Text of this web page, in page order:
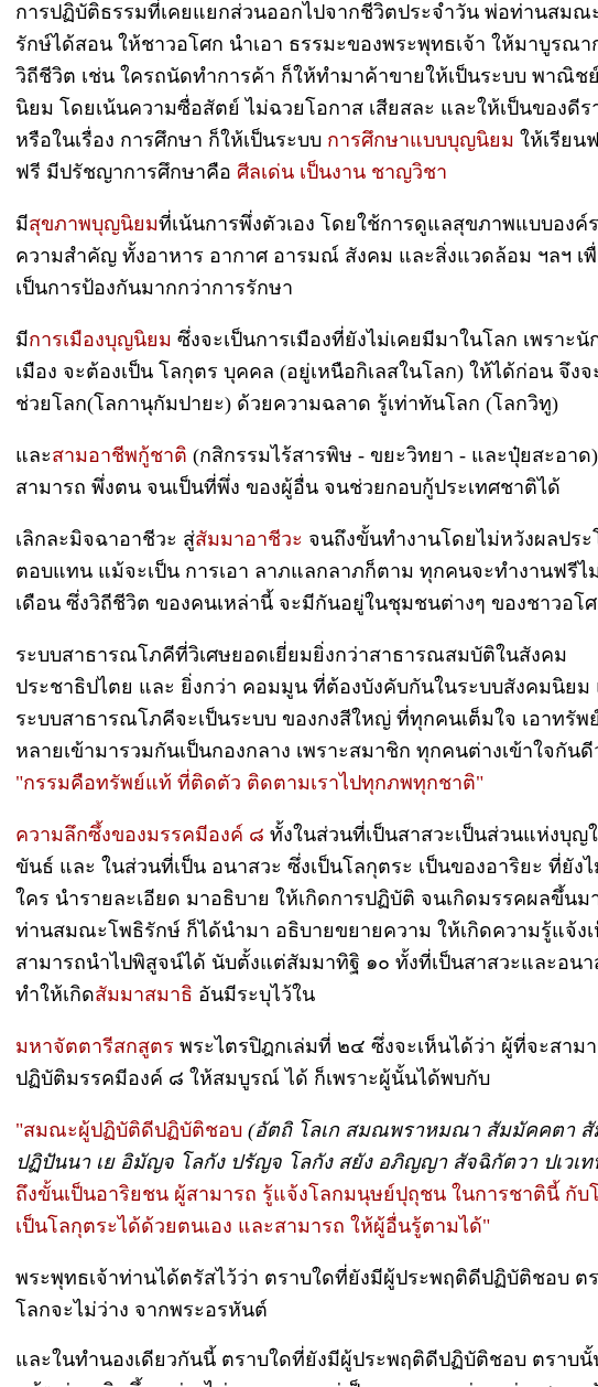
การปฏิบัติธรรมที่เคยแยกส่วนออกไปจากชีวิตประจำวัน พ่อท่านสมณ
รักษ์ได้สอน ให้ชาวอโศก นำเอา ธรรมะของพระพุทธเจ้า ให้มาบูรณา
วิถีชีวิต เช่น ใครถนัดทำการค้า ก็ให้ทำมาค้าขายให้เป็นระบบ พาณิช
นิยม โดยเน้นความซื่อสัตย์ ไม่ฉวยโอกาส เสียสละ และให้เป็นของดีร
หรือในเรื่อง การศึกษา ก็ให้เป็นระบบ การศึกษาแบบบุญนิยม ให้เรียน
ฟรี มีปรัชญาการศึกษาคือ ศีลเด่น เป็นงาน ชาญวิชา
มีสุขภาพบุญนิยมที่เน้นการพึ่งตัวเอง โดยใช้การดูแลสุขภาพแบบองค์
ความสำคัญ ทั้งอาหาร อากาศ อารมณ์ สังคม และสิ่งแวดล้อม ฯลฯ เ
เป็นการป้องกันมากกว่าการรักษา
มีการเมืองบุญนิยม ซึ่งจะเป็นการเมืองที่ยังไม่เคยมีมาในโลก เพราะนั
เมือง จะต้องเป็น โลกุตร บุคคล (อยู่เหนือกิเลสในโลก) ให้ได้ก่อน จึงจ
ช่วยโลก(โลกานุกัมปายะ) ด้วยความฉลาด รู้เท่าทันโลก (โลกวิทู)
และสามอาชีพกู้ชาติ (กสิกรรมไร้สารพิษ - ขยะวิทยา - และปุ๋ยสะอาด)
สามารถ พึ่งตน จนเป็นที่พึ่ง ของผู้อื่น จนช่วยกอบกู้ประเทศชาติได้
เลิกละมิจฉาอาชีวะ สู่สัมมาอาชีวะ จนถึงขั้นทำงานโดยไม่หวังผลปร
ตอบแทน แม้จะเป็น การเอา ลาภแลกลาภก็ตาม ทุกคนจะทำงานฟรีไ
เดือน ซึ่งวิถีชีวิต ของคนเหล่านี้ จะมีกันอยู่ในชุมชนต่างๆ ของชาวอโ
ระบบสาธารณโภคีที่วิเศษยอดเยี่ยมยิ่งกว่าสาธารณสมบัติในสังคม
ประชาธิปไตย และ ยิ่งกว่า คอมมูน ที่ต้องบังคับกันในระบบสังคมนิยม
ระบบสาธารณโภคีจะเป็นระบบ ของกงสีใหญ่ ที่ทุกคนเต็มใจ เอาทรัพ
หลายเข้ามารวมกันเป็นกองกลาง เพราะสมาชิก ทุกคนต่างเข้าใจกันดี
"กรรมคือทรัพย์แท้ ที่ติดตัว ติดตามเราไปทุกภพทุกชาติ"
ความลึกซึ้งของมรรคมีองค์ ๘ ทั้งในส่วนที่เป็นสาสวะเป็นส่วนแห่งบุญ
ขันธ์ และ ในส่วนที่เป็น อนาสวะ ซึ่งเป็นโลกุตระ เป็นของอาริยะ ที่ยังไ
ใคร นำรายละเอียด มาอธิบาย ให้เกิดการปฏิบัติ จนเกิดมรรคผลขึ้นม
ท่านสมณะโพธิรักษ์ ก็ได้นำมา อธิบายขยายความ ให้เกิดความรู้แจ้งเ
สามารถนำไปพิสูจน์ได้ นับตั้งแต่สัมมาทิฐิ ๑๐ ทั้งที่เป็นสาสวะและอน
ทำให้เกิดสัมมาสมาธ ิ อันมีระบุไว้ใน
มหาจัตตารีสกสูตร พระไตรปิฎกเล่มที่ ๒๔ ซึ่งจะเห็นได้ว่า ผู้ที่จะสาม
ปฏิบัติมรรคมีองค์ ๘ ให้สมบูรณ์ ได้ ก็เพราะผู้นั้นได้พบกับ
"สมณะผู้ปฏิบัติดีปฏิบัติชอบ (อัตถิ โลเก สมณพราหมณา สัมมัคคตา สั
ปฏิปันนา เย อิมัญจ โลกัง ปรัญจ โลกัง สยัง อภิญญา สัจฉิกัตวา ปเวเ
ถึงขั้นเป็นอาริยชน ผู้สามารถ รู้แจ้งโลกมนุษย์ปุถุชน ในการชาตินี้ กับ
เป็นโลกุตระได้ด้วยตนเอง และสามารถ ให้ผู้อื่นรู้ตามได้"
พระพุทธเจ้าท่านได้ตรัสไว้ว่า ตราบใดที่ยังมีผู้ประพฤติดีปฏิบัติชอบ ต
โลกจะไม่ว่าง จากพระอรหันต์
และในทำนองเดียวกันนี้ ตราบใดที่ยังมีผู้ประพฤติดีปฏิบัติชอบ ตราบ